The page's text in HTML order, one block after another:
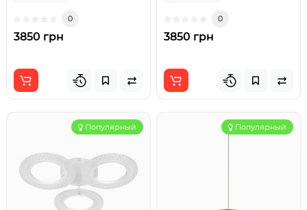
0
3850 грн
0
3850 грн
Популярный Популярный